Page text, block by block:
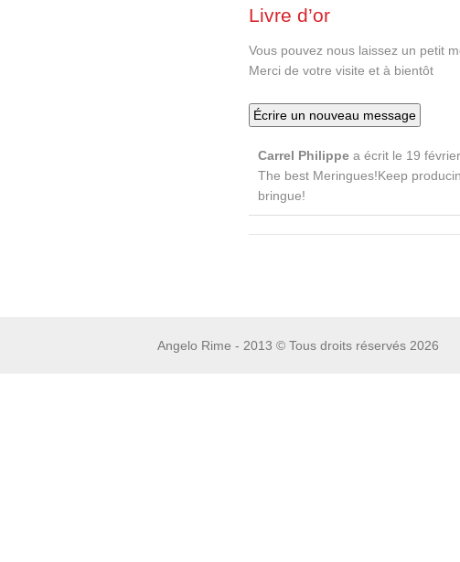
Livre d’or
Vous pouvez nous laissez un petit
Merci de votre visite et à bientôt
Carrel Philippe a écrit le 19
The best Meringues!Keep
bringue!
Angelo Rime - 2013 © Tous droits réservés 2026